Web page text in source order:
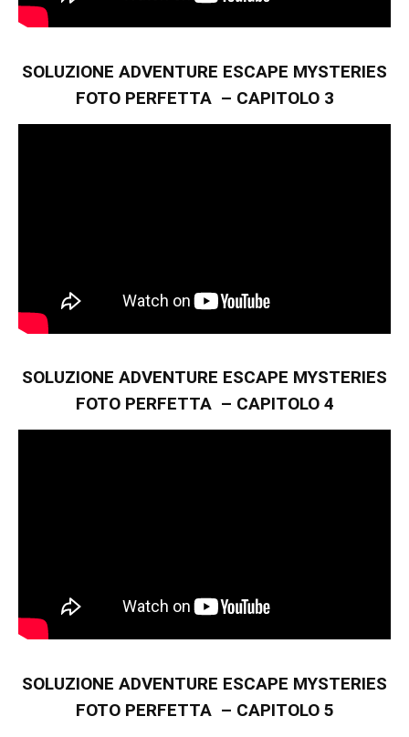
SOLUZIONE ADVENTURE ESCAPE MYSTERIES
FOTO PERFETTA – CAPITOLO 3
SOLUZIONE ADVENTURE ESCAPE MYSTERIES
FOTO PERFETTA – CAPITOLO 4
SOLUZIONE ADVENTURE ESCAPE MYSTERIES
FOTO PERFETTA – CAPITOLO 5